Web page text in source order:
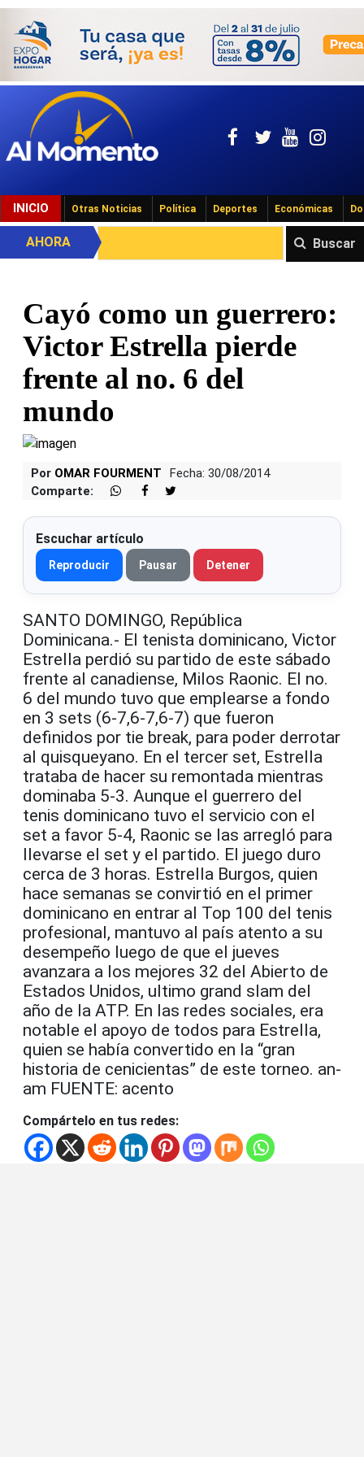
INICIO Otras Noticias Política Deportes Económicas
Buscar
AHORA
Cayó como un guerrero:
Victor Estrella pierde
frente al no. 6 del
mundo
Por OMAR FOURMENT
Fecha: 30/08/2014
Comparte:
Escuchar artículo
Reproducir Pausar Detener
SANTO DOMINGO, República
Dominicana.- El tenista dominicano, Victor
Estrella perdió su partido de este sábado
frente al canadiense, Milos Raonic. El no.
6 del mundo tuvo que emplearse a fondo
en 3 sets (6-7,6-7,6-7) que fueron
definidos por tie break, para poder derrotar
al quisqueyano. En el tercer set, Estrella
trataba de hacer su remontada mientras
dominaba 5-3. Aunque el guerrero del
tenis dominicano tuvo el servicio con el
set a favor 5-4, Raonic se las arregló para
llevarse el set y el partido. El juego duro
cerca de 3 horas. Estrella Burgos, quien
hace semanas se convirtió en el primer
dominicano en entrar al Top 100 del tenis
profesional, mantuvo al país atento a su
desempeño luego de que el jueves
avanzara a los mejores 32 del Abierto de
Estados Unidos, ultimo grand slam del
año de la ATP. En las redes sociales, era
notable el apoyo de todos para Estrella,
quien se había convertido en la “gran
historia de cenicientas” de este torneo. an-
am FUENTE: acento
Compártelo en tus redes: